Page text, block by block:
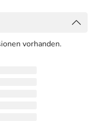
vorhanden.